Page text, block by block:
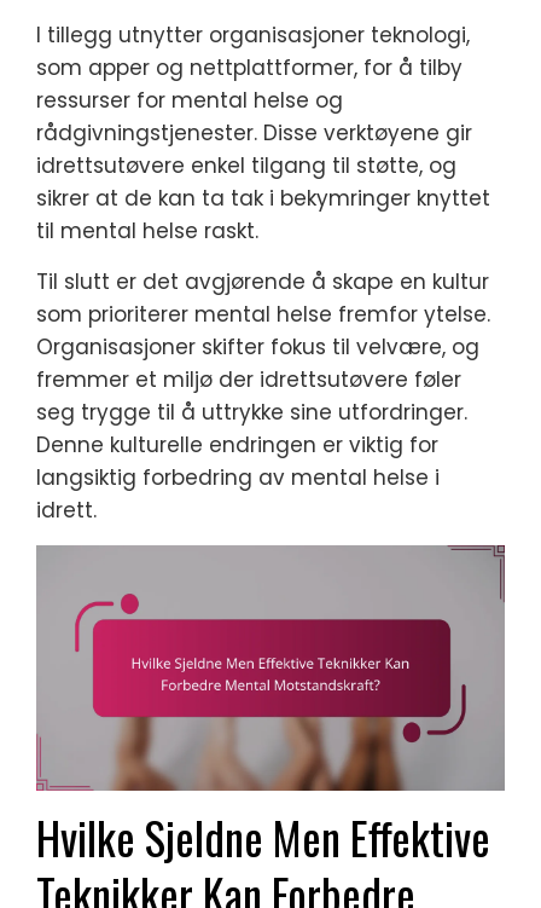
I tillegg utnytter organisasjoner teknologi,
som apper og nettplattformer, for å tilby
ressurser for mental helse og
rådgivningstjenester. Disse verktøyene gir
idrettsutøvere enkel tilgang til støtte, og
sikrer at de kan ta tak i bekymringer knyttet
til mental helse raskt.
Til slutt er det avgjørende å skape en kultur
som prioriterer mental helse fremfor ytelse.
Organisasjoner skifter fokus til velvære, og
fremmer et miljø der idrettsutøvere føler
seg trygge til å uttrykke sine utfordringer.
Denne kulturelle endringen er viktig for
langsiktig forbedring av mental helse i
idrett.
Hvilke Sjeldne Men Effektive
Teknikker Kan Forbedre